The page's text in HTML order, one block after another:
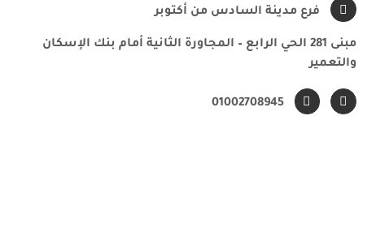
فرع مدينة السادس من أكتوبر
مبنى 281 الحي الرابع – المجاورة الثانية أمام بنك الإسكان
والتعمير
01002708945